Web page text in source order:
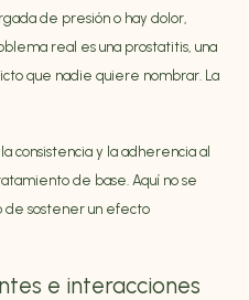
de presión o hay dolor,
real es una prostatitis, una
que nadie quiere nombrar. La
consistencia y la adherencia al
de base. Aquí no se
de sostener un efecto
e interacciones